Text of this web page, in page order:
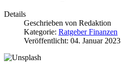
Details
Geschrieben von Redaktion
Kategorie: Ratgeber Finanzen
Veröffentlicht: 04. Januar 2023